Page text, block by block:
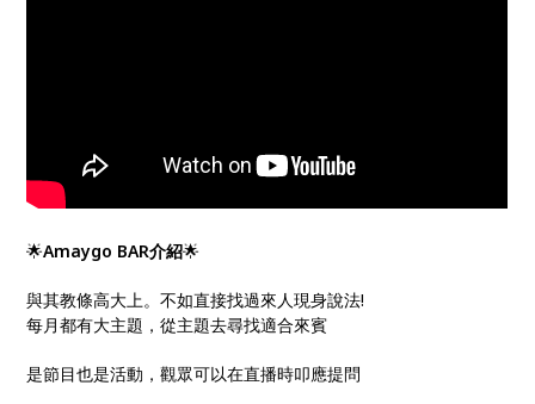
🌟Amaygo BAR介紹🌟
與其教條高大上。不如直接找過來人現身說法!
每月都有大主題，從主題去尋找適合來賓
是節目也是活動，觀眾可以在直播時叩應提問